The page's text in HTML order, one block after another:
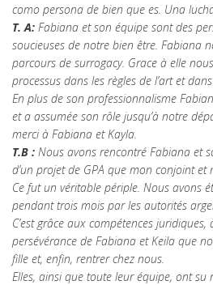
como persona de bien que es. Una
T. A: Fabiana et son équipe sont des
soucieuses de notre bien être. Fabiana
parcours de surrogacy. Grace à elle
processus dans les règles de l’art et
En plus de son professionnalisme
et a assumée son rôle jusqu’à notre
merci à Fabiana et Kayla.
T.B : Nous avons rencontré Fabiana et
d’un projet de GPA que mon conjoint et
Ce fut un véritable périple. Nous avons
pendant trois mois par les autorités
C’est grâce aux compétences juridiques,
persévérance de Fabiana et Keila que
fille et, enfin, rentrer chez nous.
Elles, ainsi que toute leur équipe, ont su